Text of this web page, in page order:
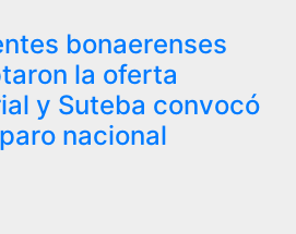
bonaerenses
la oferta
y Suteba convocó
nacional